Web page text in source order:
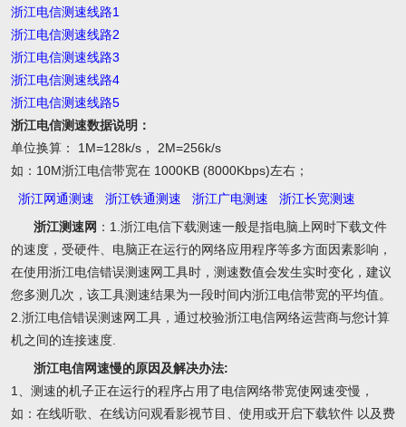
浙江电信测速线路1
浙江电信测速线路2
浙江电信测速线路3
浙江电信测速线路4
浙江电信测速线路5
浙江电信测速数据说明：
单位换算： 1M=128k/s， 2M=256k/s
如：10M浙江电信带宽在 1000KB (8000Kbps)左右；
浙江网通测速
浙江铁通测速 浙江广电测速
浙江长宽测速
浙江测速网 ：1.浙江电信下载测速一般是指电脑上网时下载文件
的速度，受硬件、电脑正在运行的网络应用程序等多方面因素影响，
在使用浙江电信错误测速网工具时，测速数值会发生实时变化，建议
您多测几次，该工具测速结果为一段时间内浙江电信带宽的平均值。
2.浙江电信错误测速网工具，通过校验浙江电信网络运营商与您计算
机之间的连接速度.
浙江电信网速慢的原因及解决办法:
1、测速的机子正在运行的程序占用了电信网络带宽使网速变慢，
如：在线听歌、在线访问观看影视节目、使用或开启下载软件 以及费